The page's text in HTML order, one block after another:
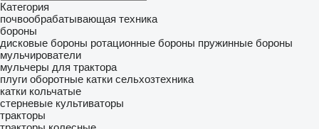
Категория
почвообрабатывающая техника
бороны
дисковые бороны ротационные бороны пружинные бороны
мульчирователи
мульчеры для трактора
плуги оборотные катки сельхозтехника
катки кольчатые
стерневые культиваторы
тракторы